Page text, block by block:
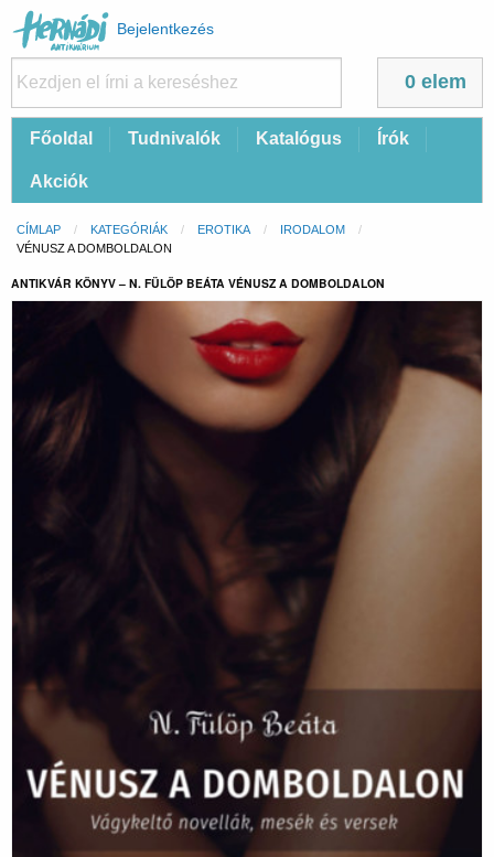
Felhasználói
fiók
menüje
Bejelentkezés
0 elem
FőFőoldal Tudnivalók Katalógus Írók
Akciók
Morzsa
CÍMLAP KATEGÓRIÁK EROTIKA
IRODALOM
CURRENT:
VÉNUSZ A DOMBOLDALON
ANTIKVÁR KÖNYV – N. FÜLÖP BEÁTA VÉNUSZ A DOMBOLDALON